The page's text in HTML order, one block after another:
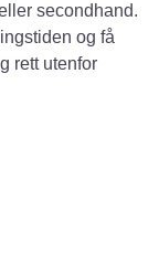
secondhand.
og få
rett utenfor